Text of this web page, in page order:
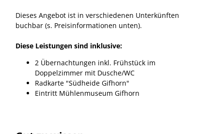
Dieses Angebot ist in verschiedenen Unterkünften
buchbar (s. Preisinformationen unten).
Diese Leistungen sind inklusive:
2 Übernachtungen inkl. Frühstück im
Doppelzimmer mit Dusche/WC
Radkarte "Südheide Gifhorn"
Eintritt Mühlenmuseum Gifhorn